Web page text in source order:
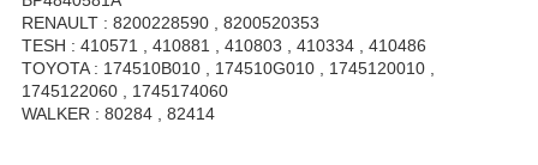
RENAULT : 8200228590 , 8200520353
TESH : 410571 , 410881 , 410803 , 410334 , 410486
TOYOTA : 174510B010 , 174510G010 , 1745120010 ,
1745122060 , 1745174060
WALKER : 80284 , 82414